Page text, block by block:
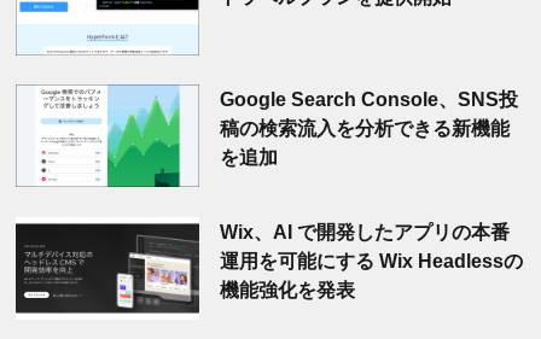
Google Search Console、SNS投
稿の検索流入を分析できる新機能
を追加
Wix、AI で開発したアプリの本番
運用を可能にする Wix Headlessの
機能強化を発表